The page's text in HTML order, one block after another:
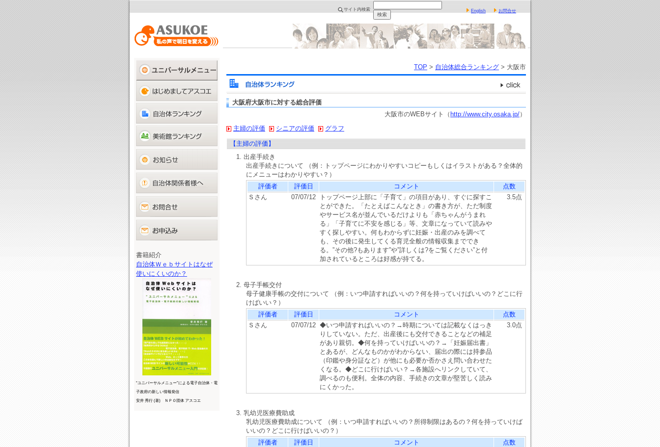
サイト内検索 English お問合せ
書籍紹介
自治体Ｗｅｂサイトはなぜ
使いにくいのか？
“ユニバーサルメニュー”による電子自治体・電
子政府の新しい情報発信
安井 秀行 (著) ＮＰＯ団体 アスコエ
TOP > 自治体総合ランキング > 大阪市
大阪府大阪市に対する総合評価
大阪市のWEBサイト（ http://www.city.osaka.jp/）
主婦の評価
シニアの評価 グラフ
【主婦の評価】
1. 出産手続き
出産手続きについて （例：トップページにわかりやすいコピーもしくはイラストがある？全体的
にメニューはわかりやすい？）
評価者
評価日 コメント
点数
Ｓさん
07/07/12
トップページ上部に「子育て」の項目があり、すぐに探すこ
とができた。「たとえばこんなとき」の書き方が、ただ制度
やサービス名が並んでいるだけよりも「赤ちゃんがうまれ
る」「子育てに不安を感じる」等、文章になっていて読みや
すく探しやすい。何もわからずに妊娠・出産のみを調べて
も、その後に発生してくる育児全般の情報収集まででき
る。”その他?もあります”や”詳しくは?をご覧ください”と付
加されているところは好感が持てる。
3.5点
2. 母子手帳交付
母子健康手帳の交付について （例：いつ申請すればいいの？何を持っていけばいいの？どこに行
けばいい？）
評価者
評価日 コメント
点数
Ｓさん
07/07/12 ◆いつ申請すればいいの？→時期については記載なくはっき
りしていない。ただ、出産後にも交付できることなどの補足
があり親切。◆何を持っていけばいいの？→「妊娠届出書」
とあるが、どんなものかがわからない、届出の際には持参品
（印鑑や身分証など）が他にも必要か否かさえ問い合わせた
くなる。◆どこに行けばいい？→各施設へリンクしていて、
調べるのも便利。全体の内容、手続きの文章が堅苦しく読み
にくかった。
3.0点
3. 乳幼児医療費助成
乳幼児医療費助成について （例：いつ申請すればいいの？所得制限はあるの？何を持っていけば
いいの？どこに行けばいいの？）
評価者
評価日 コメント
点数